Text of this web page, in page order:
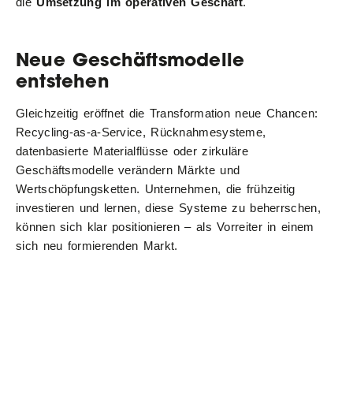
Neue Geschäftsmodelle
entstehen
Gleichzeitig eröffnet die Transformation neue Chancen:
Recycling-as-a-Service, Rücknahmesysteme,
datenbasierte Materialflüsse oder zirkuläre
Geschäftsmodelle verändern Märkte und
Wertschöpfungsketten. Unternehmen, die frühzeitig
investieren und lernen, diese Systeme zu beherrschen,
können sich klar positionieren – als Vorreiter in einem
sich neu formierenden Markt.